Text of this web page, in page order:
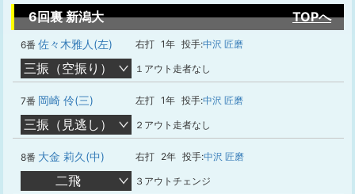
6回裏 新潟大 TOPへ
6番 佐々木雅人(左) 右打 1年 投手:中沢 匠磨
三振（空振り） １アウト走者なし
7番 岡崎 伶(三) 左打 1年 投手:中沢 匠磨
三振（見逃し） ２アウト走者なし
8番 大金 莉久(中) 右打 2年 投手:中沢 匠磨
二飛 ３アウトチェンジ